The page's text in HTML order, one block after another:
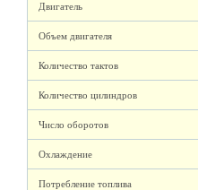
Двигатель
Объем двигателя
Количество тактов
Количество цилиндров
Число оборотов
Охлаждение
Потребление топлива